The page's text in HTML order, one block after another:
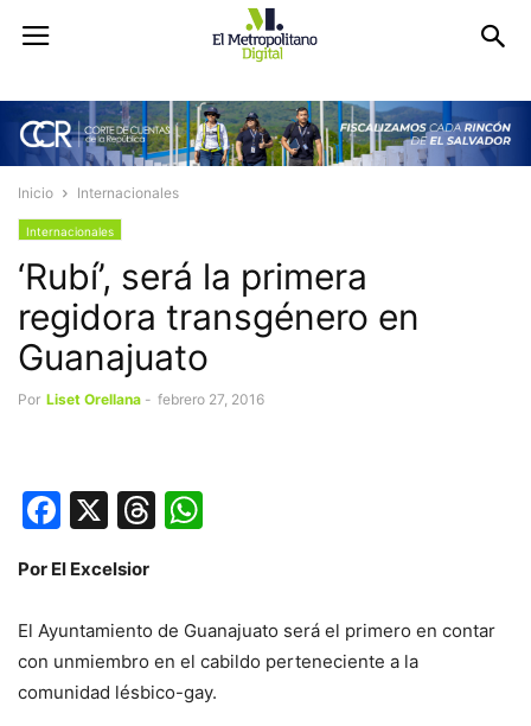
Inicio Internacionales
Internacionales
‘Rubí’, será la primera
regidora transgénero en
Guanajuato
Por Liset Orellana - febrero 27, 2016
Facebook
X Threads
Por El Excelsior
El Ayuntamiento de Guanajuato será el primero en contar
con unmiembro en el cabildo perteneciente a la
comunidad lésbico-gay.